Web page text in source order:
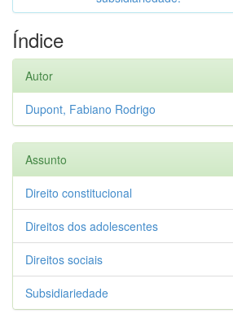
Índice
Autor
Dupont, Fabiano Rodrigo
Assunto
Direito constitucional
Direitos dos adolescentes
Direitos sociais
Subsidiariedade